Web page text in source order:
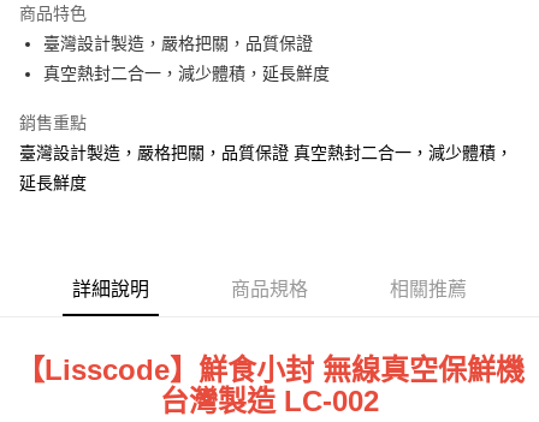
悠遊付
ATM付款
運送方式
宅配
每筆NT$150，滿NT$2,000(含以上)免運費
商品特色
臺灣設計製造，嚴格把關，品質保證
真空熱封二合一，減少體積，延長鮮度
銷售重點
臺灣設計製造，嚴格把關，品質保證 真空熱封二合一，減少體積，
延長鮮度
詳細說明 商品規格 相關推薦
【Lisscode】鮮食小封 無線真空保鮮機
台灣製造 LC-002